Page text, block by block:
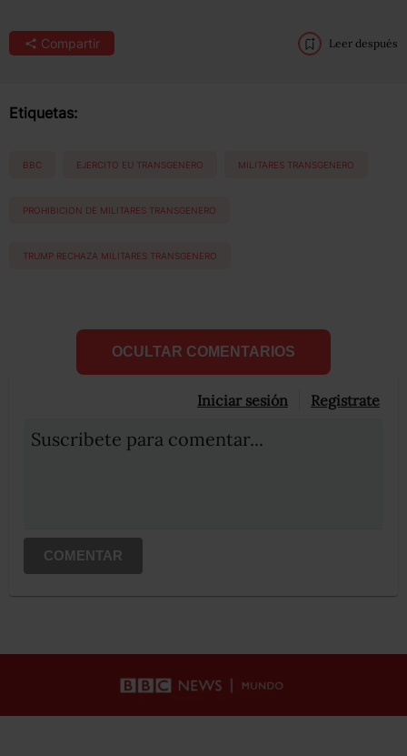
Compartir Leer después
Etiquetas:
BBC EJERCITO EU TRANSGENERO MILITARES TRANSGENERO
PROHIBICION DE MILITARES TRANSGENERO
TRUMP RECHAZA MILITARES TRANSGENERO
OCULTAR COMENTARIOS
Iniciar sesión Registrate
Suscribete para comentar...
COMENTAR